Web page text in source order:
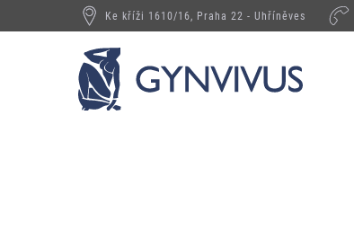
Ke kříži 1610/16, Praha 22 - Uhříněves